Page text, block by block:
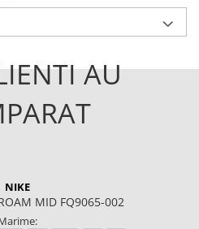
AU
NIKE
MID FQ9065-002